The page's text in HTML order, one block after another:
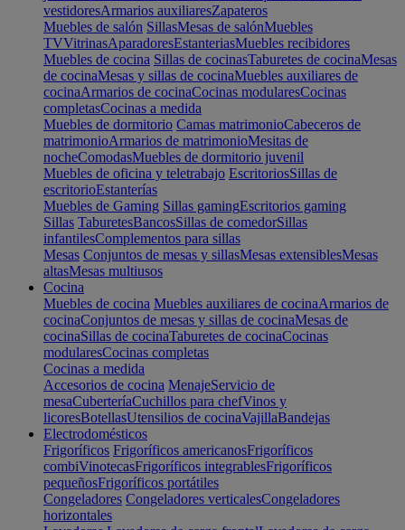
vestidoresArmarios auxiliaresZapateros
Muebles de salón SillasMesas de salónMuebles
TVVitrinasAparadoresEstanteriasMuebles recibidores
Muebles de cocina Sillas de cocinasTaburetes de cocinaMesas
de cocinaMesas y sillas de cocinaMuebles auxiliares de
cocinaArmarios de cocinaCocinas modularesCocinas
completasCocinas a medida
Muebles de dormitorio Camas matrimonioCabeceros de
matrimonioArmarios de matrimonioMesitas de
nocheComodasMuebles de dormitorio juvenil
Muebles de oficina y teletrabajo EscritoriosSillas de
escritorioEstanterías
Muebles de Gaming Sillas gamingEscritorios gaming
Sillas TaburetesBancosSillas de comedorSillas
infantilesComplementos para sillas
Mesas Conjuntos de mesas y sillasMesas extensiblesMesas
altasMesas multiusos
Cocina
Muebles de cocina Muebles auxiliares de cocinaArmarios de
cocinaConjuntos de mesas y sillas de cocinaMesas de
cocinaSillas de cocinaTaburetes de cocinaCocinas
modularesCocinas completas
Cocinas a medida
Accesorios de cocina MenajeServicio de
mesaCuberteríaCuchillos para chefVinos y
licoresBotellasUtensilios de cocinaVajillaBandejas
Electrodomésticos
Frigoríficos Frigoríficos americanosFrigoríficos
combiVinotecasFrigoríficos integrablesFrigoríficos
pequeñosFrigoríficos portátiles
Congeladores Congeladores verticalesCongeladores
horizontales